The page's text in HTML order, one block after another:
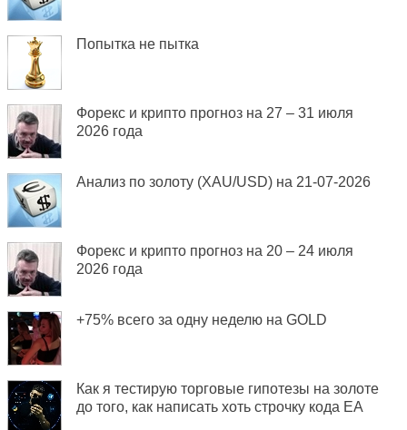
Попытка не пытка
Форекс и крипто прогноз на 27 – 31 июля
2026 года
Анализ по золоту (XAU/USD) на 21-07-2026
Форекс и крипто прогноз на 20 – 24 июля
2026 года
+75% всего за одну неделю на GOLD
Как я тестирую торговые гипотезы на золоте
до того, как написать хоть строчку кода EA